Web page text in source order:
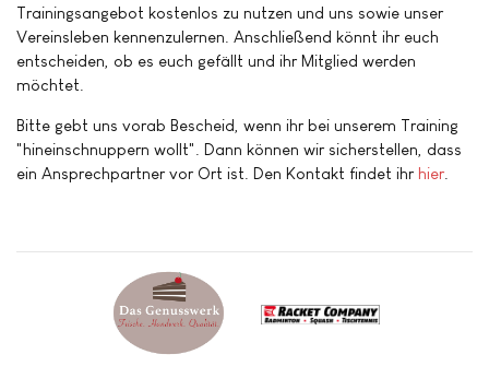
Trainingsangebot kostenlos zu nutzen und uns sowie unser
Vereinsleben kennenzulernen. Anschließend könnt ihr euch
entscheiden, ob es euch gefällt und ihr Mitglied werden
möchtet.
Bitte gebt uns vorab Bescheid, wenn ihr bei unserem Training
"hineinschnuppern wollt". Dann können wir sicherstellen, dass
ein Ansprechpartner vor Ort ist. Den Kontakt findet ihr hier